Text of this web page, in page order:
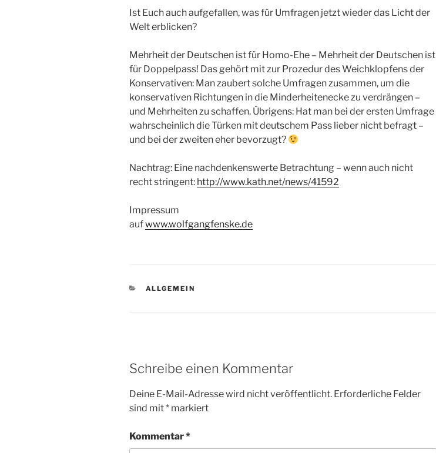
Ist Euch auch aufgefallen, was für Umfragen jetzt wieder das Licht der
Welt erblicken?
Mehrheit der Deutschen ist für Homo-Ehe – Mehrheit der Deutschen ist
für Doppelpass! Das gehört mit zur Prozedur des Weichklopfens der
Konservativen: Man zaubert solche Umfragen zusammen, um die
konservativen Richtungen in die Minderheitenecke zu verdrängen –
und Mehrheiten zu schaffen. Übrigens: Hat man bei der ersten Umfrage
wahrscheinlich die Türken mit deutschem Pass lieber nicht befragt –
und bei der zweiten eher bevorzugt?
Nachtrag: Eine nachdenkenswerte Betrachtung – wenn auch nicht
recht stringent: http://www.kath.net/news/41592
Impressum
aufwww.wolfgangfenske.de
KATEGORIEN
ALLGEMEIN
Schreibe einen Kommentar
Deine E-Mail-Adresse wird nicht veröffentlicht. Erforderliche Felder
sind mit* markiert
Kommentar*